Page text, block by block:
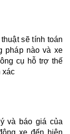
sẽ tính toán
pháp nào và xe
cụ hỗ trợ thế
xác
và báo giá của